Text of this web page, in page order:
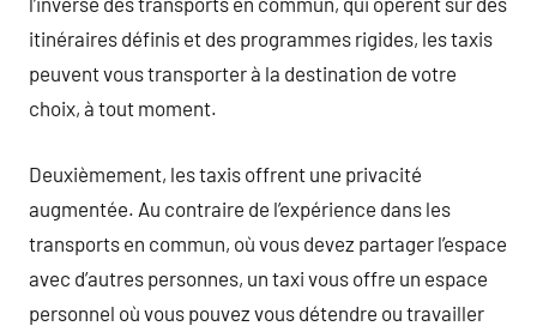
itinéraires définis et des programmes rigides, les taxis
peuvent vous transporter à la destination de votre
choix, à tout moment.
Deuxièmement, les taxis offrent une privacité
augmentée. Au contraire de l’expérience dans les
transports en commun, où vous devez partager l’espace
avec d’autres personnes, un taxi vous offre un espace
personnel où vous pouvez vous détendre ou travailler